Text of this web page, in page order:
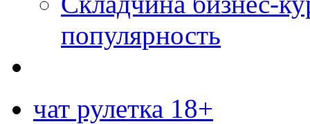
популярность
чат рулетка 18+